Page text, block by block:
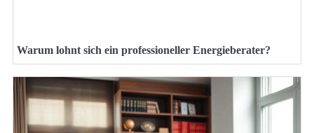
Warum lohnt sich ein professioneller Energieberater?